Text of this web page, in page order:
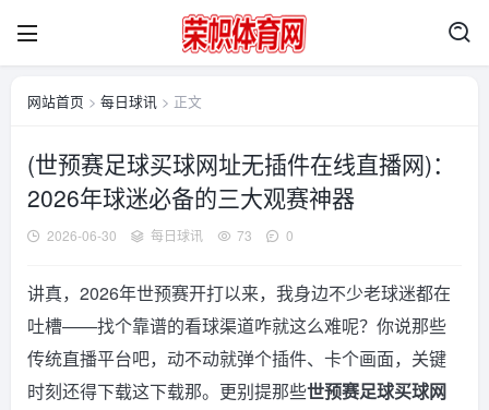
网站首页 > 每日球讯 > 正文
(世预赛足球买球网址无插件在线直播网)：
2026年球迷必备的三大观赛神器
2026-06-30 每日球讯 73 0
讲真，2026年世预赛开打以来，我身边不少老球迷都在
吐槽——找个靠谱的看球渠道咋就这么难呢？你说那些
传统直播平台吧，动不动就弹个插件、卡个画面，关键
时刻还得下载这下载那。更别提那些世预赛足球买球网